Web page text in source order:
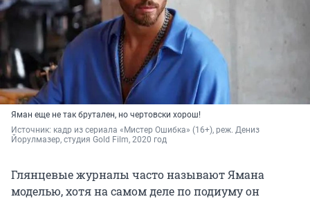
Яман еще не так брутален, но чертовски хорош!
Источник: кадр из сериала «Мистер Ошибка» (16+), реж. Дениз
Йорулмазер, студия Gold Film, 2020 год
Глянцевые журналы часто называют Ямана
моделью, хотя на самом деле по подиуму он